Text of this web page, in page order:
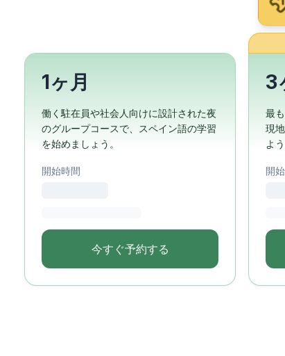
50歳以上向けプロ
試験準備 DELE
試験準備 SIELE
プライベートレッス
コスタリカ・スペ
サマラでのスペイ
スペイン語とサー
スペイン語のプラ
グループスペイン語
グループスペイン語
夜のグループコース
1ヶ月
働く駐在員や社会人向けに設計された夜
のグループコースで、スペイン語の学習
を始めましょう。
開始時間
今すぐ予約する
3
最
現
よ
開